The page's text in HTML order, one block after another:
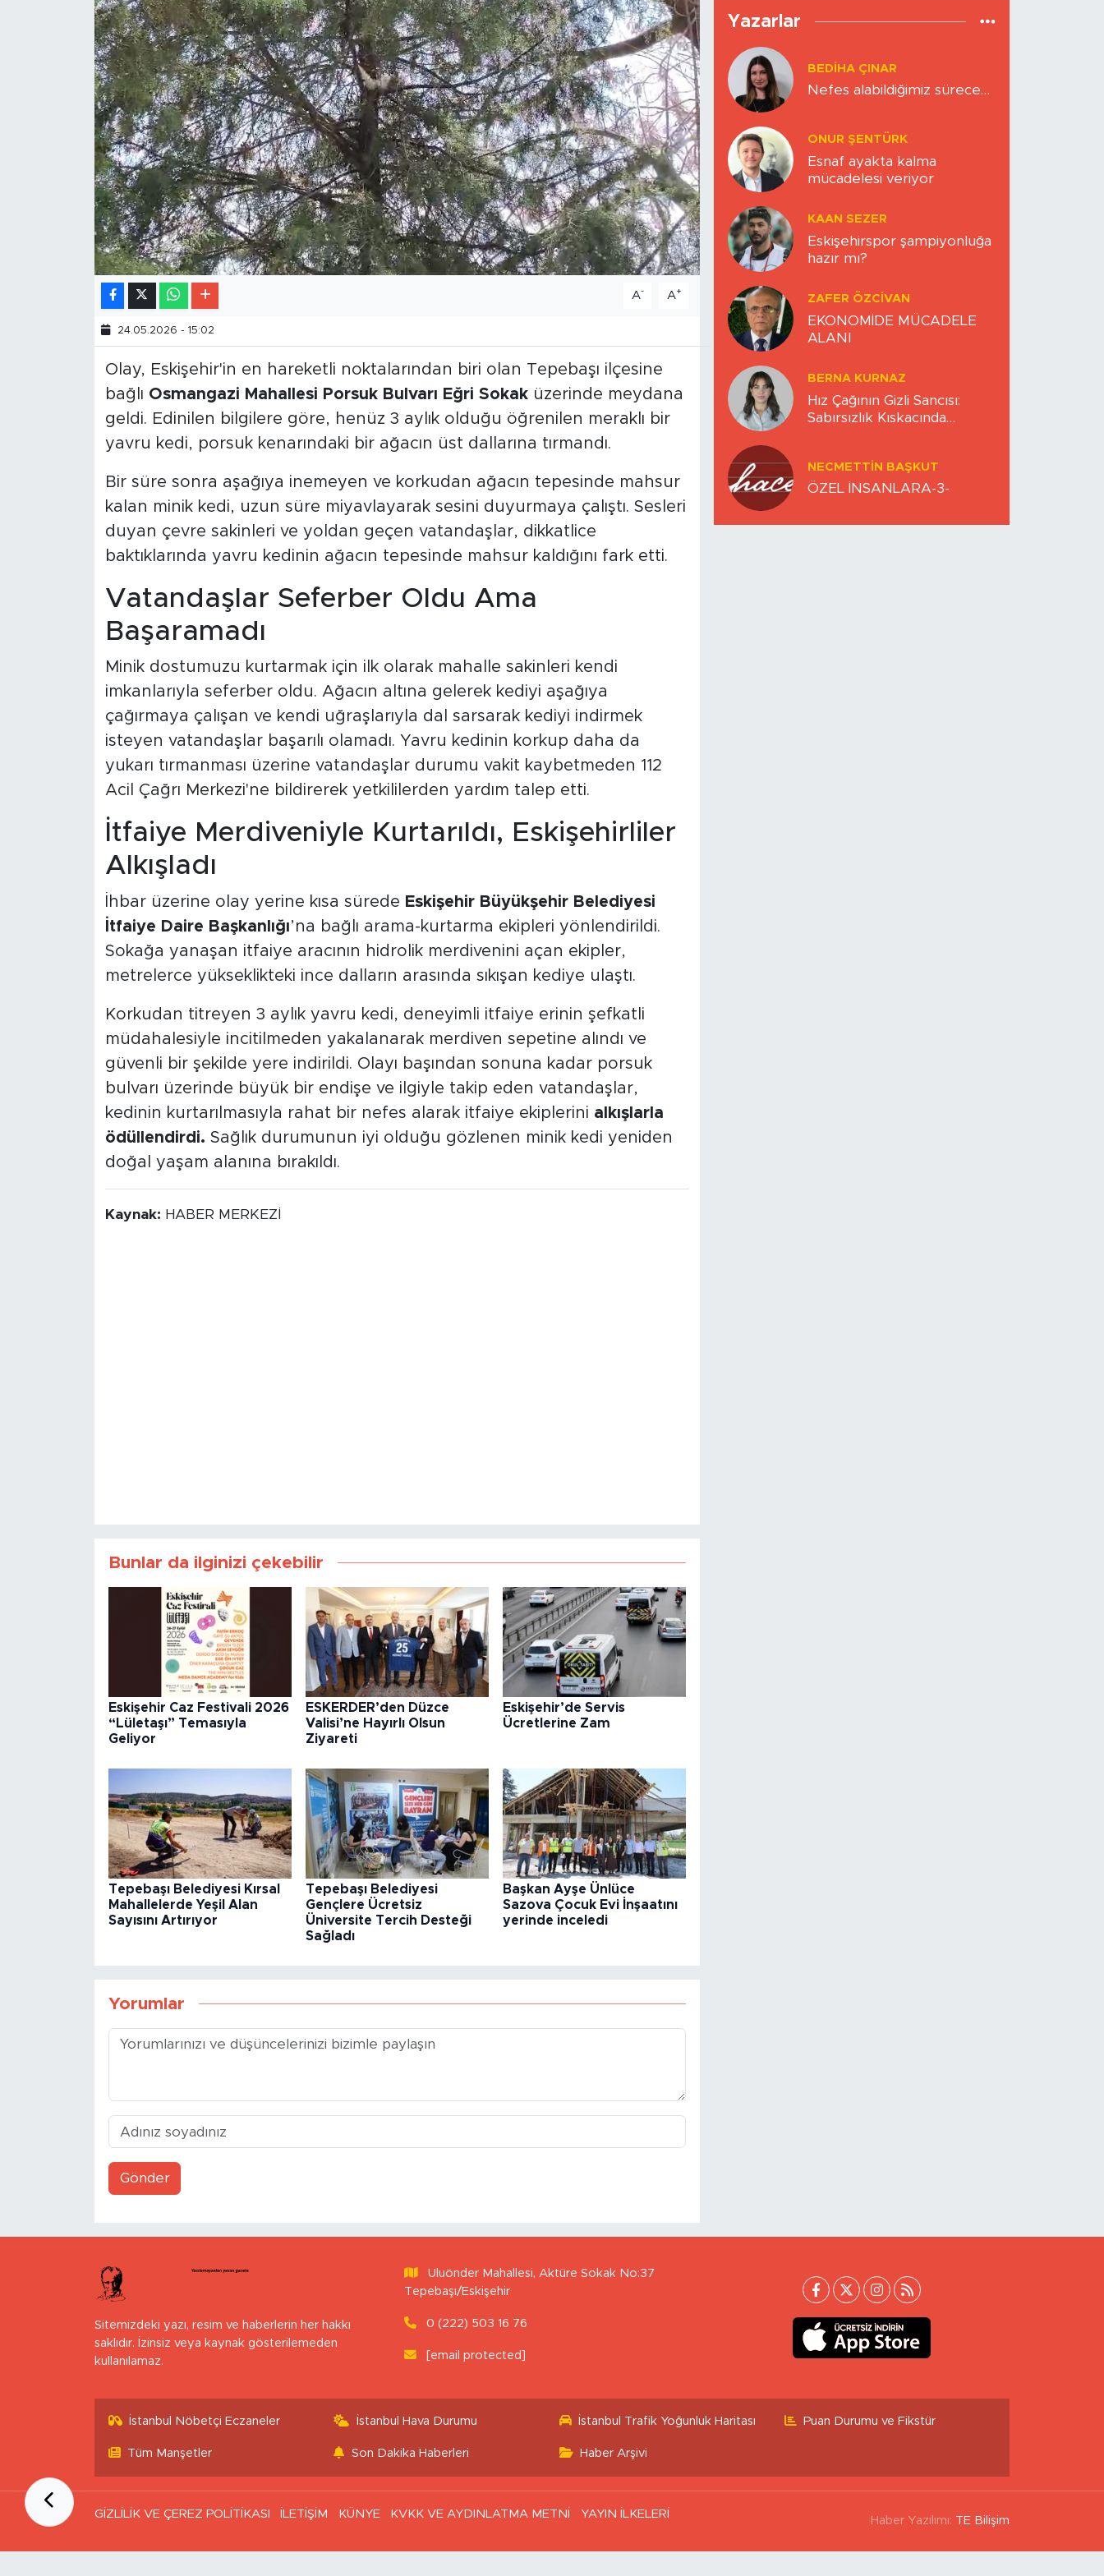
A- A+
24.05.2026 - 15:02
Olay, Eskişehir'in en hareketli noktalarından biri olan Tepebaşı ilçesine
bağlı Osmangazi Mahallesi Porsuk Bulvarı Eğri Sokaküzerinde meydana
geldi. Edinilen bilgilere göre, henüz 3 aylık olduğu öğrenilen meraklı bir
yavru kedi, porsuk kenarındaki bir ağacın üst dallarına tırmandı.
Bir süre sonra aşağıya inemeyen ve korkudan ağacın tepesinde mahsur
kalan minik kedi, uzun süre miyavlayarak sesini duyurmaya çalıştı. Sesleri
duyan çevre sakinleri ve yoldan geçen vatandaşlar, dikkatlice
baktıklarında yavru kedinin ağacın tepesinde mahsur kaldığını fark etti.
Vatandaşlar Seferber Oldu Ama
Başaramadı
Minik dostumuzu kurtarmak için ilk olarak mahalle sakinleri kendi
imkanlarıyla seferber oldu. Ağacın altına gelerek kediyi aşağıya
çağırmaya çalışan ve kendi uğraşlarıyla dal sarsarak kediyi indirmek
isteyen vatandaşlar başarılı olamadı. Yavru kedinin korkup daha da
yukarı tırmanması üzerine vatandaşlar durumu vakit kaybetmeden 112
Acil Çağrı Merkezi'ne bildirerek yetkililerden yardım talep etti.
İtfaiye Merdiveniyle Kurtarıldı, Eskişehirliler
Alkışladı
İhbar üzerine olay yerine kısa sürede Eskişehir Büyükşehir Belediyesi
İtfaiye Daire Başkanlığı’na bağlı arama-kurtarma ekipleri yönlendirildi.
Sokağa yanaşan itfaiye aracının hidrolik merdivenini açan ekipler,
metrelerce yükseklikteki ince dalların arasında sıkışan kediye ulaştı.
Korkudan titreyen 3 aylık yavru kedi, deneyimli itfaiye erinin şefkatli
müdahalesiyle incitilmeden yakalanarak merdiven sepetine alındı ve
güvenli bir şekilde yere indirildi. Olayı başından sonuna kadar porsuk
bulvarı üzerinde büyük bir endişe ve ilgiyle takip eden vatandaşlar,
kedinin kurtarılmasıyla rahat bir nefes alarak itfaiye ekiplerini alkışlarla
ödüllendirdi. Sağlık durumunun iyi olduğu gözlenen minik kedi yeniden
doğal yaşam alanına bırakıldı.
Kaynak: HABER MERKEZİ
Bunlar da ilginizi çekebilir
Eskişehir Caz Festivali 2026
“Lületaşı” Temasıyla
Geliyor
ESKERDER’den Düzce
Valisi’ne Hayırlı Olsun
Ziyareti
Eskişehir’de Servis
Ücretlerine Zam
Tepebaşı Belediyesi Kırsal
Mahallelerde Yeşil Alan
Sayısını Artırıyor
Tepebaşı Belediyesi
Gençlere Ücretsiz
Üniversite Tercih Desteği
Sağladı
Başkan Ayşe Ünlüce
Sazova Çocuk Evi İnşaatını
yerinde inceledi
Yorumlar
Gönder
Yazarlar
BEDIHA ÇINAR
Nefes alabildiğimiz sürece…
ONUR ŞENTÜRK
Esnaf ayakta kalma
mücadelesi veriyor
KAAN SEZER
Eskişehirspor şampiyonluğa
hazır mı?
ZAFER ÖZCIVAN
EKONOMİDE MÜCADELE
ALANI
BERNA KURNAZ
Hız Çağının Gizli Sancısı:
Sabırsızlık Kıskacında
NECMETTIN BAŞKUT
ÖZEL İNSANLARA-3-
Sitemizdeki yazı, resim ve haberlerin her hakkı
saklıdır. İzinsiz veya kaynak gösterilemeden
kullanılamaz.
Uluönder Mahallesi, Aktüre Sokak No:37
Tepebaşı/Eskişehir
0 (222) 503 16 76
[email protected]
İstanbul Nöbetçi Eczaneler İstanbul Hava Durumu İstanbul Trafik Yoğunluk Haritası Puan Durumu ve Fikstür
Tüm Manşetler Son Dakika Haberleri Haber Arşivi
GİZLİLİK VE ÇEREZ POLİTİKASI İLETİŞİM KÜNYE KVKK VE AYDINLATMA METNİ YAYIN İLKELERİ
Haber Yazılımı: TE Bilişim